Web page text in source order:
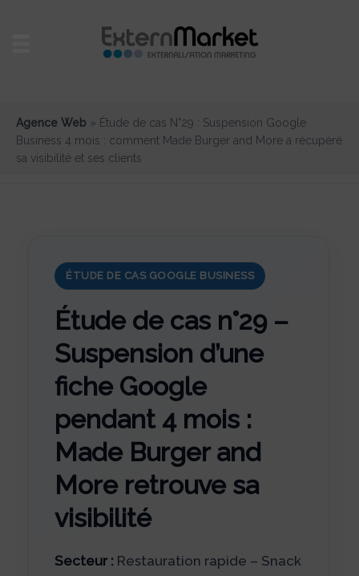
Agence Web » Étude de cas N°29 : Suspension Google
Business 4 mois : comment Made Burger and More a récupéré
sa visibilité et ses clients
ÉTUDE DE CAS GOOGLE BUSINESS
Étude de cas n°29 –
Suspension d’une
fiche Google
pendant 4 mois :
Made Burger and
More retrouve sa
visibilité
Secteur : Restauration rapide – Snack